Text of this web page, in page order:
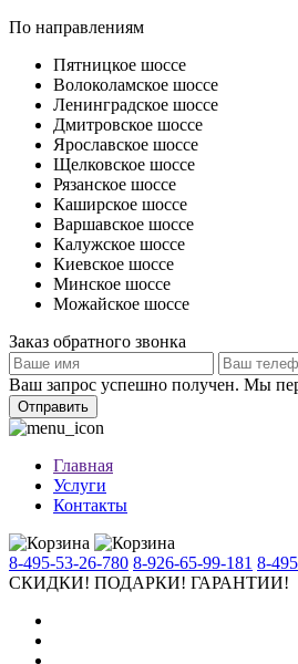
По направлениям
Пятницкое шоссе
Волоколамское шоссе
Ленинградское шоссе
Дмитровское шоссе
Ярославское шоссе
Щелковское шоссе
Рязанское шоссе
Каширское шоссе
Варшавское шоссе
Калужское шоссе
Киевское шоссе
Минское шоссе
Можайское шоссе
Заказ обратного звонка
Ваш запрос успешно получен. Мы
Отправить
Главная
Услуги
Контакты
8-495-53-26-780 8-926-65-99-181 8-
СКИДКИ! ПОДАРКИ! ГАРАНТИИ!